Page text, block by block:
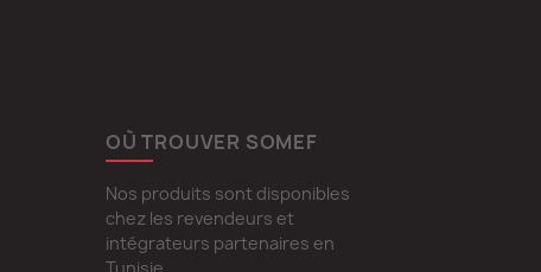
OÙ TROUVER SOMEF
Nos produits sont disponibles
chez les revendeurs et
intégrateurs partenaires en